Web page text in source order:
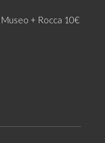
Museo + Rocca 10€